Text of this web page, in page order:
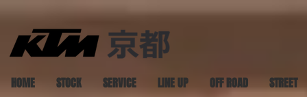
HOME STOCK SERVICE LINE UP OFF ROAD STREET